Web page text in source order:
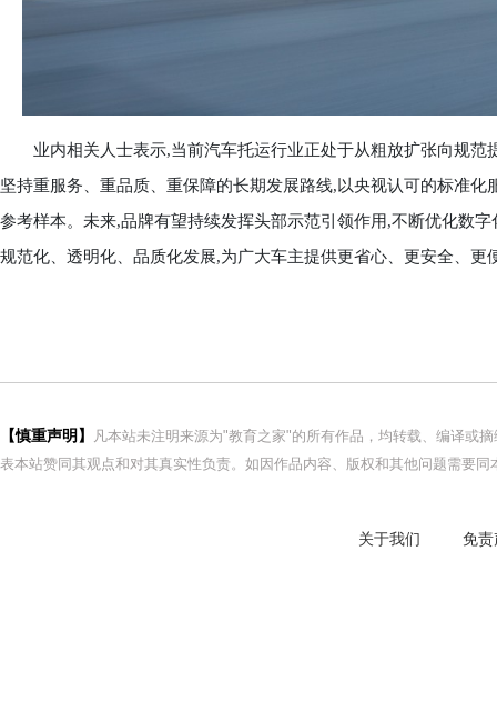
业内相关人士表示,当前汽车托运行业正处于从粗放扩张向规范
坚持重服务、重品质、重保障的长期发展路线,以央视认可的标准
参考样本。未来,品牌有望持续发挥头部示范引领作用,不断优化数
规范化、透明化、品质化发展,为广大车主提供更省心、更安全、更
【慎重声明】
凡本站未注明来源为"教育之家"的所有作品，均转载、编译或
表本站赞同其观点和对其真实性负责。如因作品内容、版权和其他问题需要
关于我们 免责